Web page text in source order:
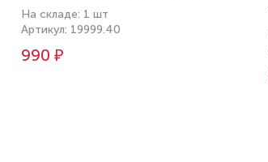
На складе: 1 шт
Артикул: 19999.40
990 ₽